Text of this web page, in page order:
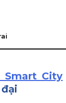
Smart City